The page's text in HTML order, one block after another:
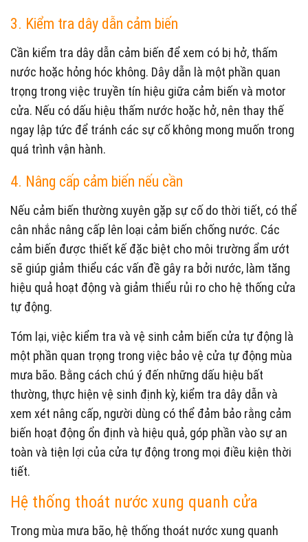
3. Kiểm tra dây dẫn cảm biến
Cần kiểm tra dây dẫn cảm biến để xem có bị hở, thấm
nước hoặc hỏng hóc không. Dây dẫn là một phần quan
trọng trong việc truyền tín hiệu giữa cảm biến và motor
cửa. Nếu có dấu hiệu thấm nước hoặc hở, nên thay thế
ngay lập tức để tránh các sự cố không mong muốn trong
quá trình vận hành.
4. Nâng cấp cảm biến nếu cần
Nếu cảm biến thường xuyên gặp sự cố do thời tiết, có thể
cân nhắc nâng cấp lên loại cảm biến chống nước. Các
cảm biến được thiết kế đặc biệt cho môi trường ẩm ướt
sẽ giúp giảm thiểu các vấn đề gây ra bởi nước, làm tăng
hiệu quả hoạt động và giảm thiểu rủi ro cho hệ thống cửa
tự động.
Tóm lại, việc kiểm tra và vệ sinh cảm biến cửa tự động là
một phần quan trọng trong việc bảo vệ cửa tự động mùa
mưa bão. Bằng cách chú ý đến những dấu hiệu bất
thường, thực hiện vệ sinh định kỳ, kiểm tra dây dẫn và
xem xét nâng cấp, người dùng có thể đảm bảo rằng cảm
biến hoạt động ổn định và hiệu quả, góp phần vào sự an
toàn và tiện lợi của cửa tự động trong mọi điều kiện thời
tiết.
Hệ thống thoát nước xung quanh cửa
Trong mùa mưa bão, hệ thống thoát nước xung quanh